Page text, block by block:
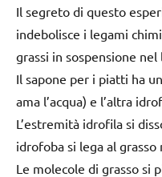
Il segreto di questo
indebolisce i legami
grassi in sospensione nel
Il sapone per i piatti ha
ama l’acqua) e l’altra
L’estremità idrofila si
idrofoba si lega al grasso
Le molecole di grasso si